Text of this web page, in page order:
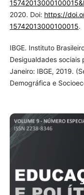
2020. Doi: https://
15742013000100015.
IBGE. Instituto
Desigualdades sociais
Janeiro: IBGE, 2019.
Demográfica e